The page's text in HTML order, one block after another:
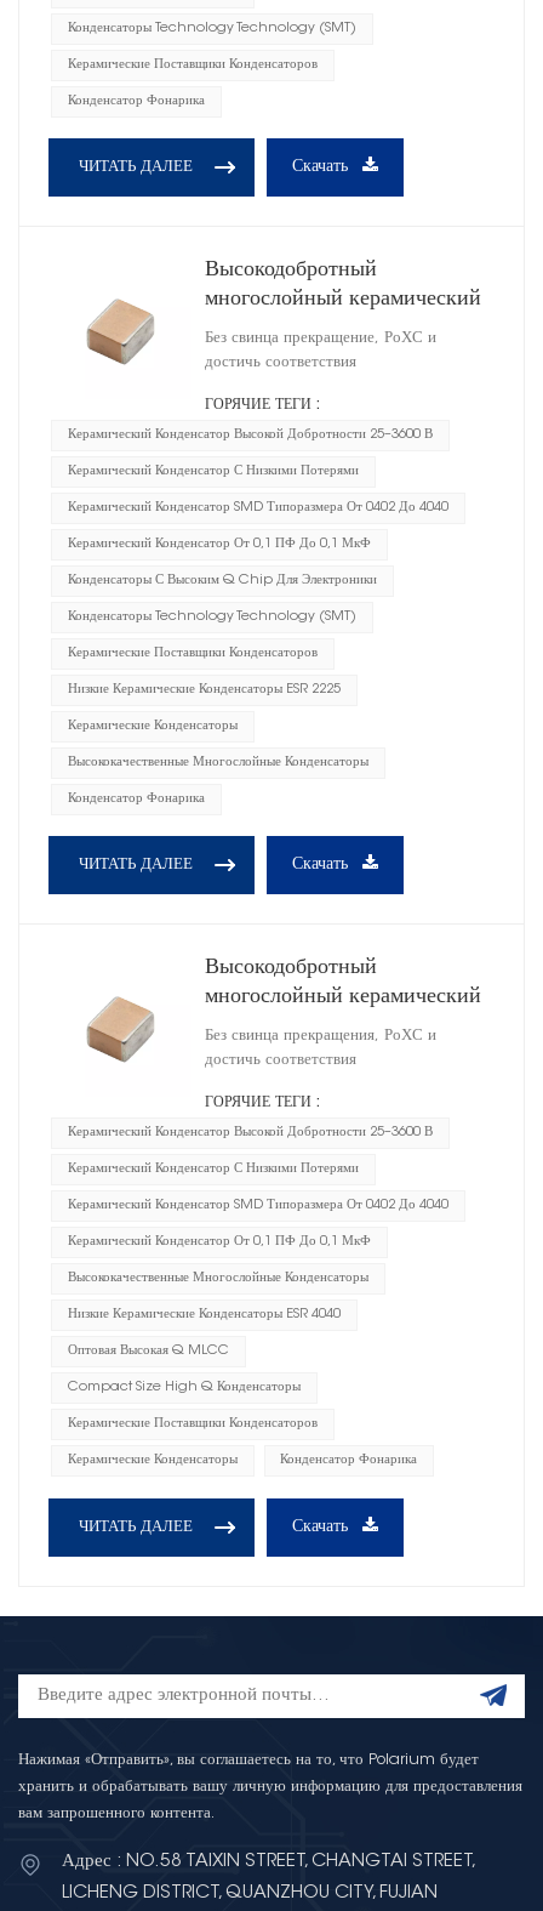
Конденсаторы Technology Technology (SMT)
Керамические Поставщики Конденсаторов
Конденсатор Фонарика
ЧИТАТЬ ДАЛЕЕ Скачать
Высокодобротный
многослойный керамический
конденсатор 2225
Без свинца прекращение, РоХС и
достичь соответствия
ГОРЯЧИЕ ТЕГИ :
Керамический Конденсатор Высокой Добротности 25–3600 В
Керамический Конденсатор С Низкими Потерями
Керамический Конденсатор SMD Типоразмера От 0402 До 4040
Керамический Конденсатор От 0,1 ПФ До 0,1 МкФ
Конденсаторы С Высоким Q Chip Для Электроники
Конденсаторы Technology Technology (SMT)
Керамические Поставщики Конденсаторов
Низкие Керамические Конденсаторы ESR 2225
Керамические Конденсаторы
Высококачественные Многослойные Конденсаторы
Конденсатор Фонарика
ЧИТАТЬ ДАЛЕЕ Скачать
Высокодобротный
многослойный керамический
конденсатор 4040
Без свинца прекращения, РоХС и
достичь соответствия
ГОРЯЧИЕ ТЕГИ :
Керамический Конденсатор Высокой Добротности 25–3600 В
Керамический Конденсатор С Низкими Потерями
Керамический Конденсатор SMD Типоразмера От 0402 До 4040
Керамический Конденсатор От 0,1 ПФ До 0,1 МкФ
Высококачественные Многослойные Конденсаторы
Низкие Керамические Конденсаторы ESR 4040
Оптовая Высокая Q MLCC
Compact Size High Q Конденсаторы
Керамические Поставщики Конденсаторов
Керамические Конденсаторы Конденсатор Фонарика
ЧИТАТЬ ДАЛЕЕ Скачать
Нажимая «Отправить», вы соглашаетесь на то, что Polarium будет
хранить и обрабатывать вашу личную информацию для предоставления
вам запрошенного контента.
Адрес : NO.58 TAIXIN STREET, CHANGTAI STREET,
LICHENG DISTRICT, QUANZHOU CITY, FUJIAN